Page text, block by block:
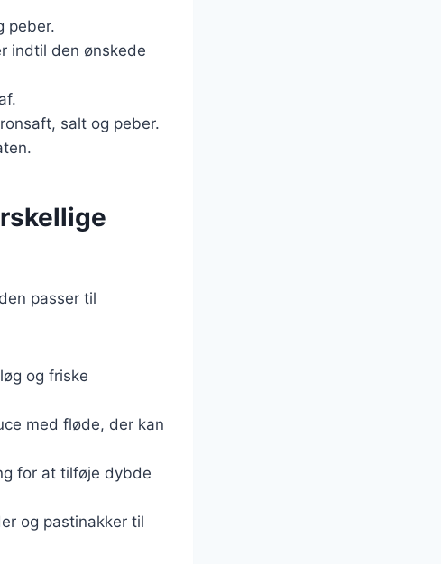
peber.
indtil den ønskede
salt og peber.
passer til
og friske
med fløde, der kan
for at tilføje dybde
og pastinakker til